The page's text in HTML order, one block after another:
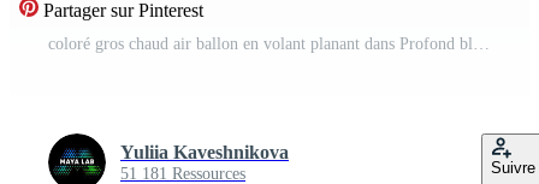
Partager sur Pinterest
coloré gros chaud air ballon en volant planant dans Profond bleu ciel en voyageant tourisme vues des nuages Soleil midi journée été après midi amusement vacances Activités loisir temps la nature aventure Vidéo Gratuite
Yuliia Kaveshnikova
51 181 Ressources Suivre